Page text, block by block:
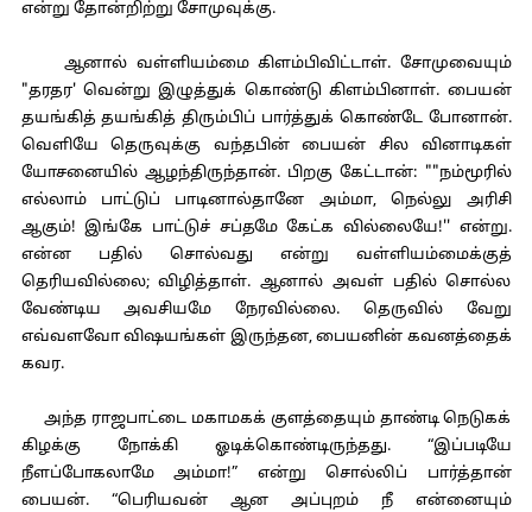
என்று தோன்றிற்று சோமுவுக்கு.
ஆனால் வள்ளியம்மை கிளம்பிவிட்டாள். சோமுவையும்
"தரதர' வென்று இழுத்துக் கொண்டு கிளம்பினாள். பையன்
தயங்கித் தயங்கித் திரும்பிப் பார்த்துக் கொண்டே போனான்.
வெளியே தெருவுக்கு வந்தபின் பையன் சில வினாடிகள்
யோசனையில் ஆழந்திருந்தான். பிறகு கேட்டான்: ""நம்மூரில்
எல்லாம் பாட்டுப் பாடினால்தானே அம்மா, நெல்லு அரிசி
ஆகும்! இங்கே பாட்டுச் சப்தமே கேட்க வில்லையே!'' என்று.
என்ன பதில் சொல்வது என்று வள்ளியம்மைக்குத்
தெரியவில்லை; விழித்தாள். ஆனால் அவள் பதில் சொல்ல
வேண்டிய அவசியமே நேரவில்லை. தெருவில் வேறு
எவ்வளவோ விஷயங்கள் இருந்தன, பையனின் கவனத்தைக்
கவர.
அந்த ராஜபாட்டை மகாமகக் குளத்தையும் தாண்டி நெடுகக்
கிழக்கு நோக்கி ஓடிக்கொண்டிருந்தது. “இப்படியே
நீளப்போகலாமே அம்மா!” என்று சொல்லிப் பார்த்தான்
பையன். “பெரியவன் ஆன அப்புறம் நீ என்னையும்